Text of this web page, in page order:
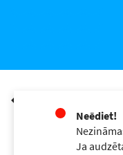
Neēdiet!
Ja